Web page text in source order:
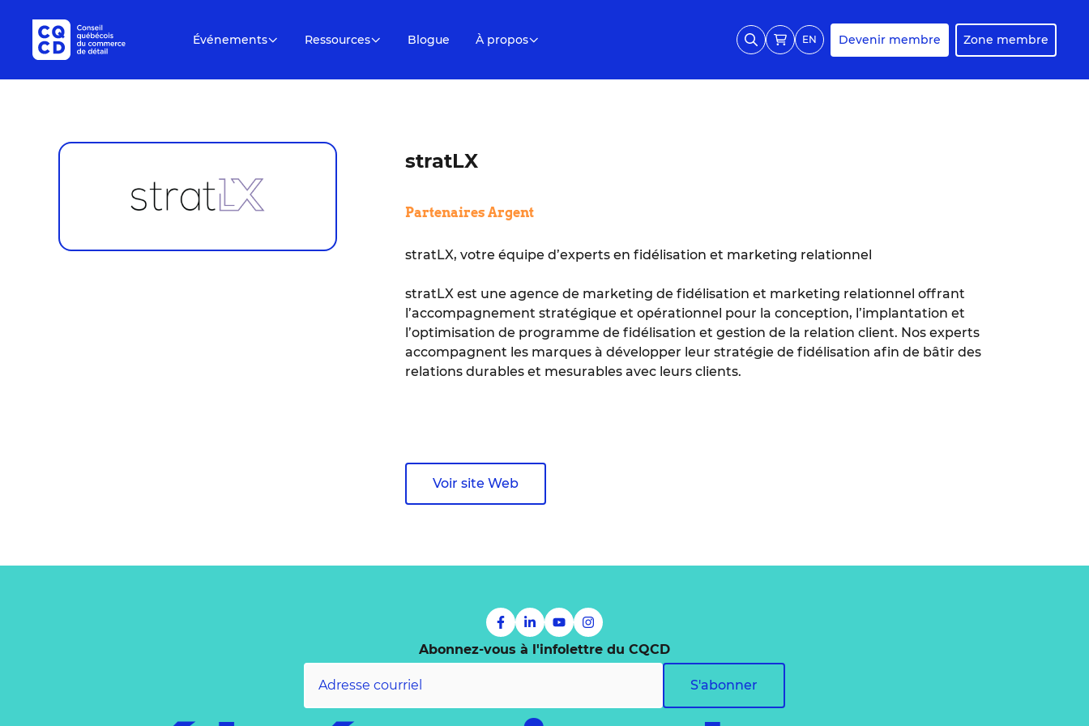
Événements Ressources Blogue À propos EN Devenir membre Zone membre
stratLX
Partenaires Argent
stratLX, votre équipe d’experts en fidélisation et marketing relationnel
stratLX est une agence de marketing de fidélisation et marketing relationnel offrant
l’accompagnement stratégique et opérationnel pour la conception, l’implantation et
l’optimisation de programme de fidélisation et gestion de la relation client. Nos experts
accompagnent les marques à développer leur stratégie de fidélisation afin de bâtir des
relations durables et mesurables avec leurs clients.
Voir site Web
Abonnez-vous à l'infolettre du CQCD
S'abonner